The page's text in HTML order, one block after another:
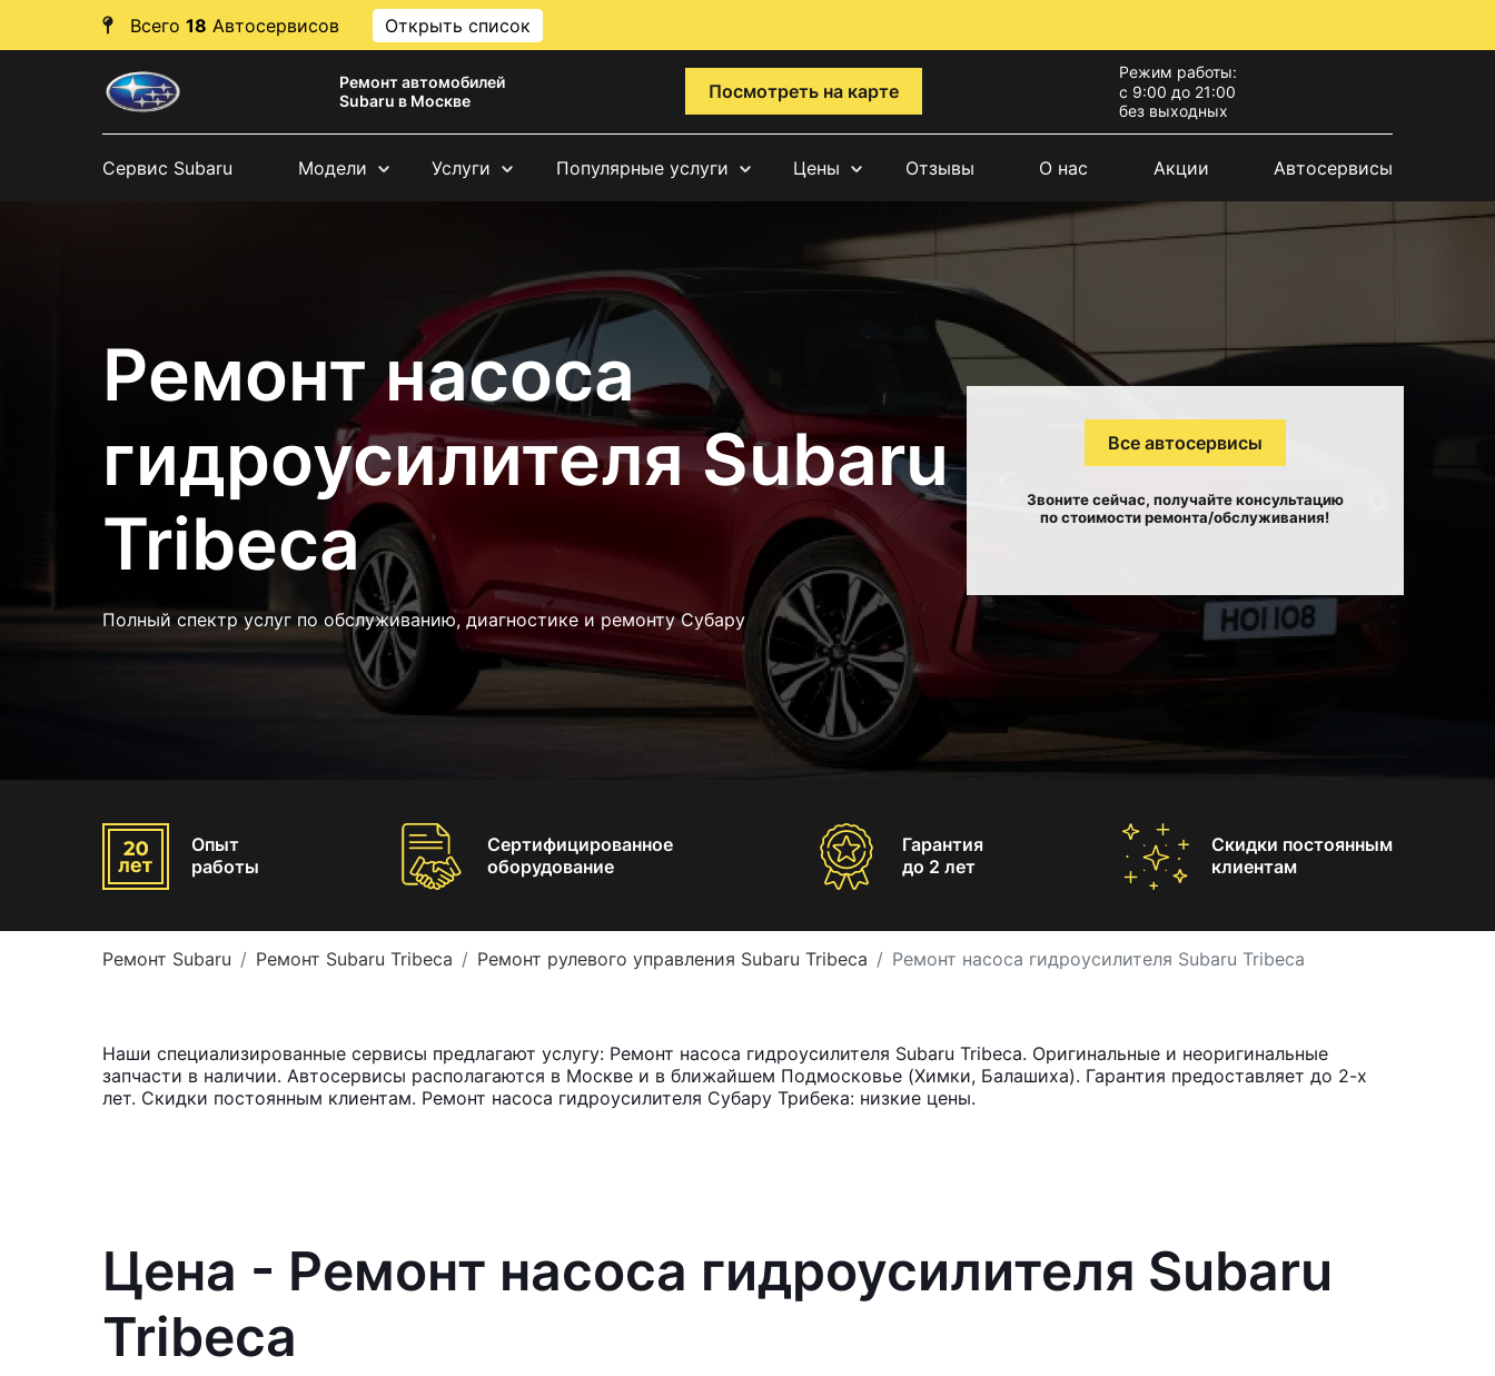
Всего 18 Автосервисов Открыть список
Ремонт автомобилей
Subaru в Москве
Посмотреть на карте
Режим работы:
с 9:00 до 21:00
без выходных
Сервис Subaru Модели Услуги Популярные услуги Цены Отзывы О нас Акции Автосервисы
Ремонт насоса
гидроусилителя Subaru
Tribeca
Полный спектр услуг по обслуживанию, диагностике и ремонту Субару
Все автосервисы
Звоните сейчас, получайте консультацию
по стоимости ремонта/обслуживания!
Опыт
работы
Сертифицированное
оборудование
Гарантия
до 2 лет
Скидки постоянным
клиентам
Ремонт Subaru Ремонт Subaru Tribeca Ремонт рулевого управления Subaru Tribeca Ремонт насоса гидроусилителя Subaru Tribeca
Наши специализированные сервисы предлагают услугу: Ремонт насоса гидроусилителя Subaru Tribeca. Оригинальные и неоригинальные
запчасти в наличии. Автосервисы располагаются в Москве и в ближайшем Подмосковье (Химки, Балашиха). Гарантия предоставляет до 2-х
лет. Скидки постоянным клиентам. Ремонт насоса гидроусилителя Субару Трибека: низкие цены.
Цена - Ремонт насоса гидроусилителя Subaru
Tribeca